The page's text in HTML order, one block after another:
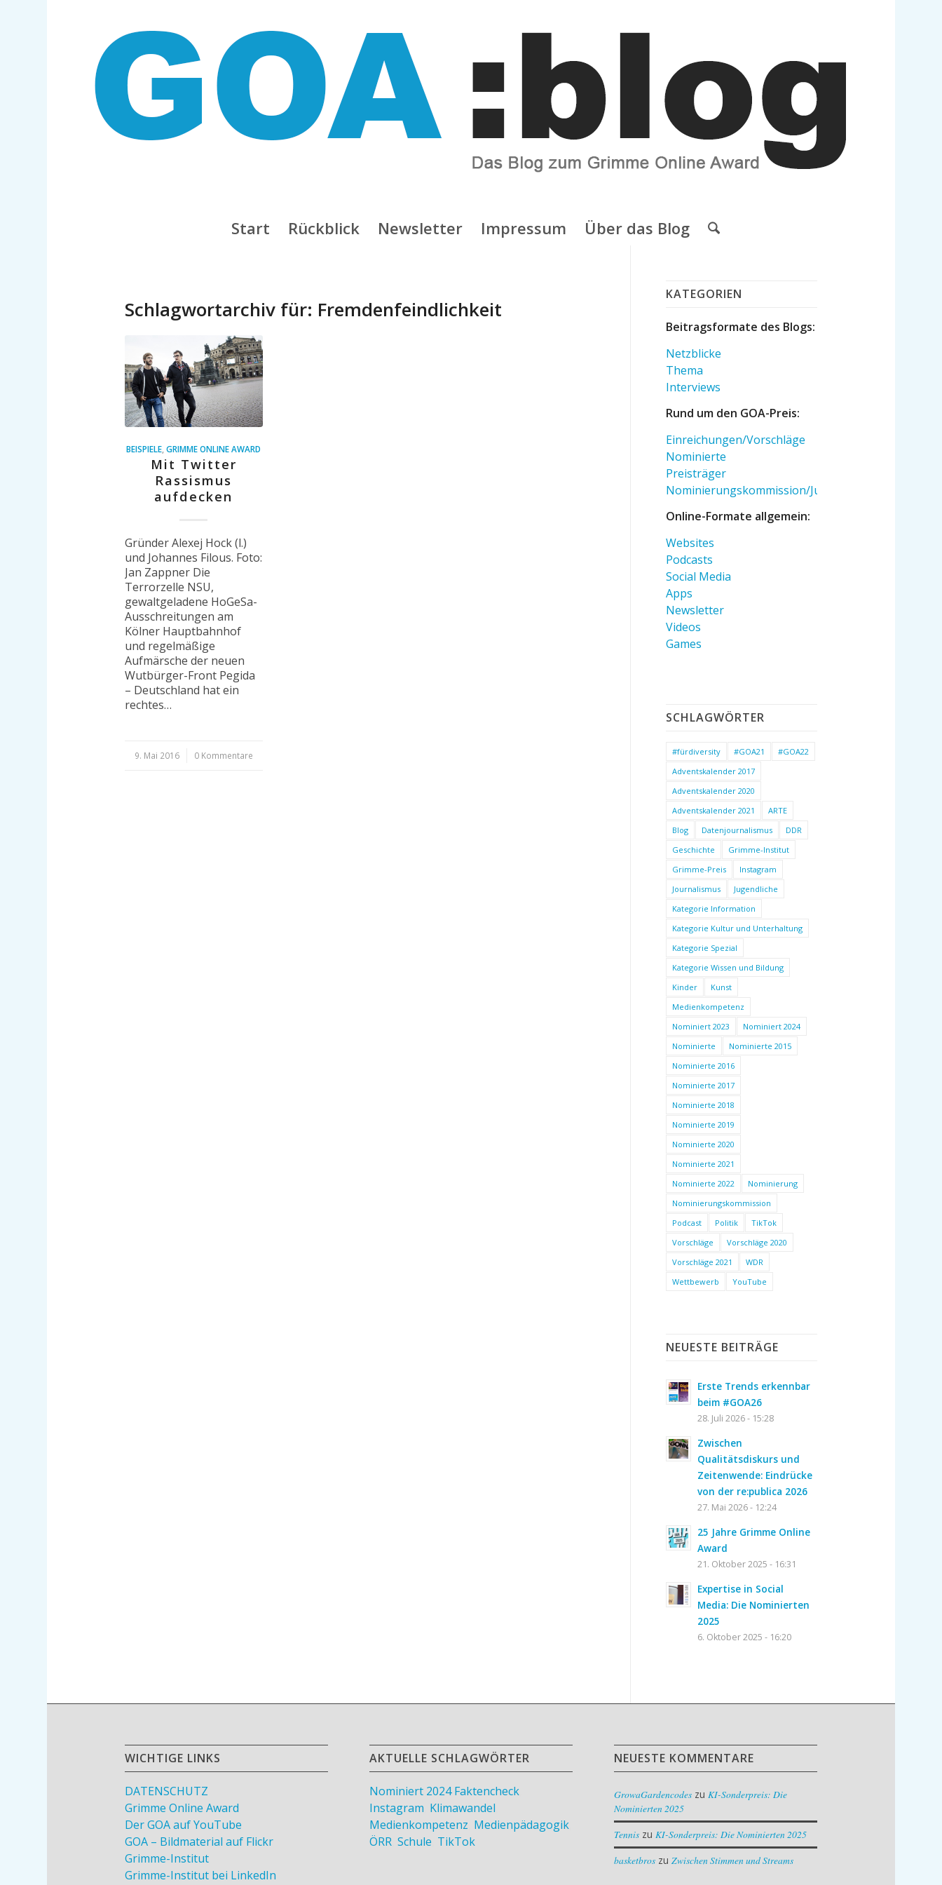
Start Rückblick Newsletter Impressum Über das Blog
Schlagwortarchiv für: Fremdenfeindlichkeit
BEISPIELE,GRIMME ONLINE AWARD
Mit Twitter
Rassismus
aufdecken
Gründer Alexej Hock (l.)
und Johannes Filous. Foto:
Jan Zappner Die
Terrorzelle NSU,
gewaltgeladene HoGeSa-
Ausschreitungen am
Kölner Hauptbahnhof
und regelmäßige
Aufmärsche der neuen
Wutbürger-Front Pegida
– Deutschland hat ein
rechtes…
9. Mai 2016 0 Kommentare
KATEGORIEN
Beitragsformate des Blogs:
Netzblicke
Thema
Interviews
Rund um den GOA-Preis:
Einreichungen/Vorschläge
Nominierte
Preisträger
Nominierungskommission/Jury
Online-Formate allgemein:
Websites
Podcasts
Social Media
Apps
Newsletter
Videos
Games
SCHLAGWÖRTER
#fürdiversity #GOA21
#GOA22
Adventskalender 2017
Adventskalender 2020
Adventskalender 2021
ARTE
Blog
Datenjournalismus
DDR
Geschichte
Grimme-Institut
Grimme-Preis
Instagram
Journalismus
Jugendliche
Kategorie Information
Kategorie Kultur und Unterhaltung
Kategorie Spezial
Kategorie Wissen und Bildung
Kinder
Kunst
Medienkompetenz
Nominiert 2023
Nominiert 2024
Nominierte
Nominierte 2015
Nominierte 2016
Nominierte 2017
Nominierte 2018
Nominierte 2019
Nominierte 2020
Nominierte 2021
Nominierte 2022
Nominierung
Nominierungskommission
Podcast
Politik
TikTok
Vorschläge
Vorschläge 2020
Vorschläge 2021
WDR
Wettbewerb
YouTube
NEUESTE BEITRÄGE
Erste Trends erkennbar
beim #GOA26
28. Juli 2026 - 15:28
Zwischen
Qualitätsdiskurs und
Zeitenwende: Eindrücke
von der re:publica 2026
27. Mai 2026 - 12:24
25 Jahre Grimme Online
Award
21. Oktober 2025 - 16:31
Expertise in Social
Media: Die Nominierten
2025
6. Oktober 2025 - 16:20
WICHTIGE LINKS
DATENSCHUTZ
Grimme Online Award
Der GOA auf YouTube
GOA – Bildmaterial auf Flickr
Grimme-Institut
Grimme-Institut bei LinkedIn
AKTUELLE SCHLAGWÖRTER
Nominiert 2024 Faktencheck,
Instagram Klimawandel
Medienkompetenz Medienpädagogik,
ÖRR, Schule TikTok
NEUESTE KOMMENTARE
GrowaGardencodes zuKI-Sonderpreis: Die
Nominierten 2025
Tennis zuKI-Sonderpreis: Die Nominierten 2025
basketbros zuZwischen Stimmen und Streams